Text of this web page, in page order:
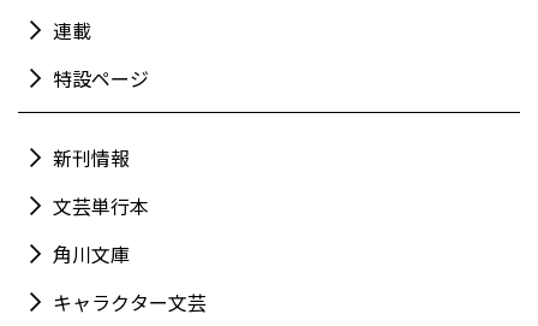
連載
特設ページ
新刊情報
文芸単行本
角川文庫
キャラクター文芸